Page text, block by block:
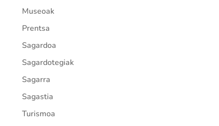
Museoak
Prentsa
Sagardoa
Sagardotegiak
Sagarra
Sagastia
Turismoa